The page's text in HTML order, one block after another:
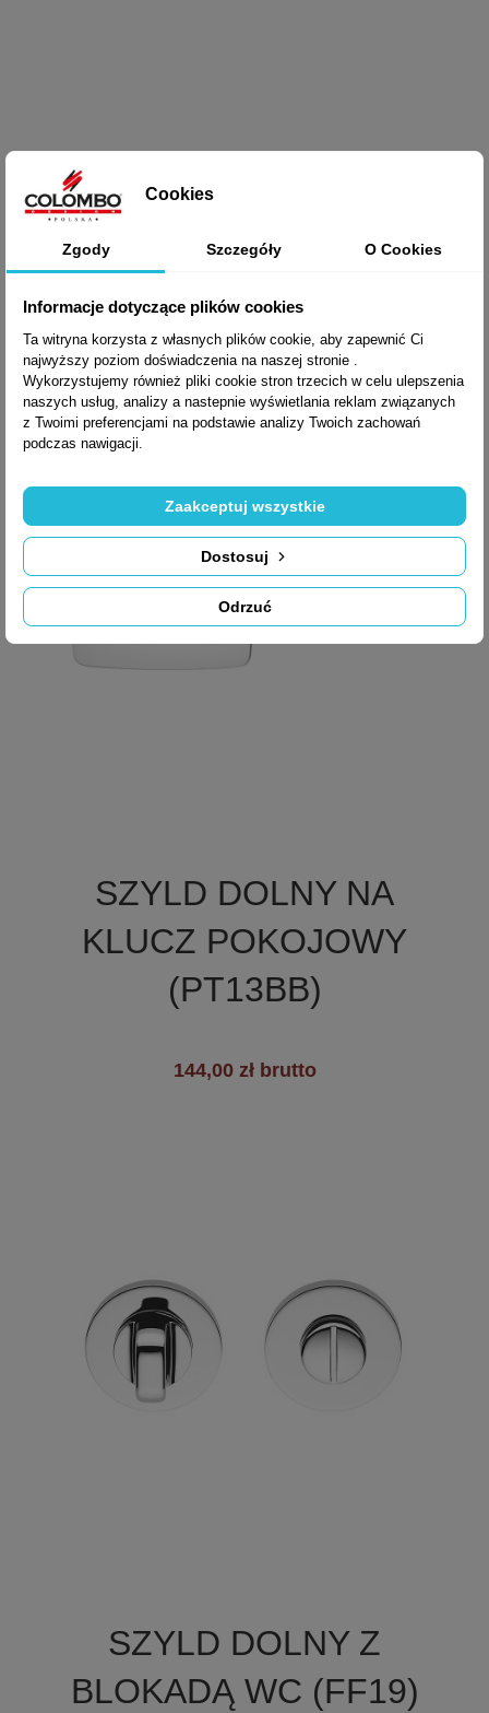
Szybki podgląd
BLOKADA WC
CC29BZG
180,99 zł brutto
SZYLD DOLNY NA
KLUCZ POKOJOWY
(PT13BB)
144,00 zł brutto
SZYLD DOLNY Z
BLOKADĄ WC (FF19)
Cookies
Zgody Szczegóły O Cookies
Informacje dotyczące plików cookies
Ta witryna korzysta z własnych plików cookie, aby zapewnić Ci
najwyższy poziom doświadczenia na naszej stronie .
Wykorzystujemy również pliki cookie stron trzecich w celu ulepszenia
naszych usług, analizy a nastepnie wyświetlania reklam związanych
z Twoimi preferencjami na podstawie analizy Twoich zachowań
podczas nawigacji.
Odrzuć
Dostosuj
Zaakceptuj wszystkie